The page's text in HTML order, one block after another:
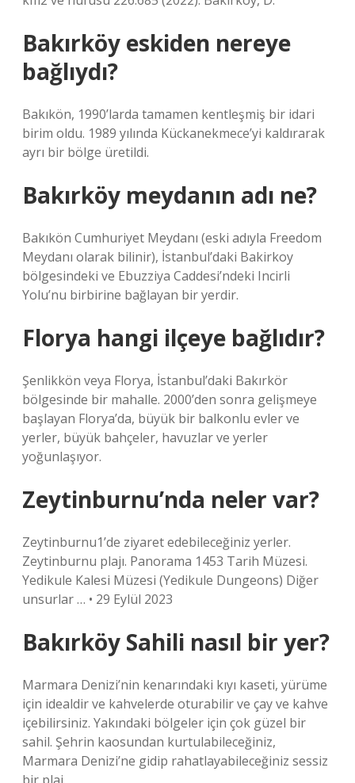
Bakırköy eskiden nereye
bağlıydı?
Bakıkön, 1990’larda tamamen kentleşmiş bir idari
birim oldu. 1989 yılında Kückanekmece’yi kaldırarak
ayrı bir bölge üretildi.
Bakırköy meydanın adı ne?
Bakıkön Cumhuriyet Meydanı (eski adıyla Freedom
Meydanı olarak bilinir), İstanbul’daki Bakirkoy
bölgesindeki ve Ebuzziya Caddesi’ndeki Incirli
Yolu’nu birbirine bağlayan bir yerdir.
Florya hangi ilçeye bağlıdır?
Şenlikkön veya Florya, İstanbul’daki Bakırkör
bölgesinde bir mahalle. 2000’den sonra gelişmeye
başlayan Florya’da, büyük bir balkonlu evler ve
yerler, büyük bahçeler, havuzlar ve yerler
yoğunlaşıyor.
Zeytinburnu’nda neler var?
Zeytinburnu1’de ziyaret edebileceğiniz yerler.
Zeytinburnu plajı. Panorama 1453 Tarih Müzesi.
Yedikule Kalesi Müzesi (Yedikule Dungeons) Diğer
unsurlar … • 29 Eylül 2023
Bakırköy Sahili nasıl bir yer?
Marmara Denizi’nin kenarındaki kıyı kaseti, yürüme
için idealdir ve kahvelerde oturabilir ve çay ve kahve
içebilirsiniz. Yakındaki bölgeler için çok güzel bir
sahil. Şehrin kaosundan kurtulabileceğiniz,
Marmara Denizi’ne gidip rahatlayabileceğiniz sessiz